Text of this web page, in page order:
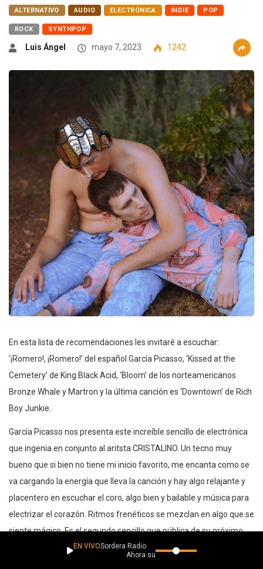
ALTERNATIVO AUDIO ELECTRÓNICA INDIE POP
ROCK SYNTHPOP
Luis Ángel mayo 7, 2023 1242
En esta lista de recomendaciones les invitaré a escuchar:
‘¡Romero!, ¡Romero!’ del español García Picasso, ‘Kissed at the
Cemetery’ de King Black Acid, ‘Bloom’ de los norteamericanos
Bronze Whale y Martron y la última canción es ‘Downtown’ de Rich
Boy Junkie.
García Picasso nos presenta este increíble sencillo de electrónica
que ingenia en conjunto al aritsta CRISTALINO. Un tecno muy
bueno que si bien no tiene mi inicio favorito, me encanta como se
va cargando la energía que lleva la canción y hay algo relajante y
placentero en escuchar el coro, algo bien y bailable y música para
electrizar el corazón. Ritmos frenéticos se mezclan en algo que se
siente mágico. Es el segundo sencillo que pública de su próximo
EP, “Color de Época” y yo lo estaré esperando con ganas, espero
EN VIVOSordera Radio
Ahora suena